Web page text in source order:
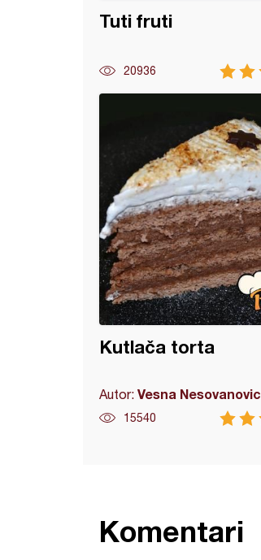
Tuti fruti
20936
Kutlača torta
Autor: Vesna Nesovanovic
15540
Komentari